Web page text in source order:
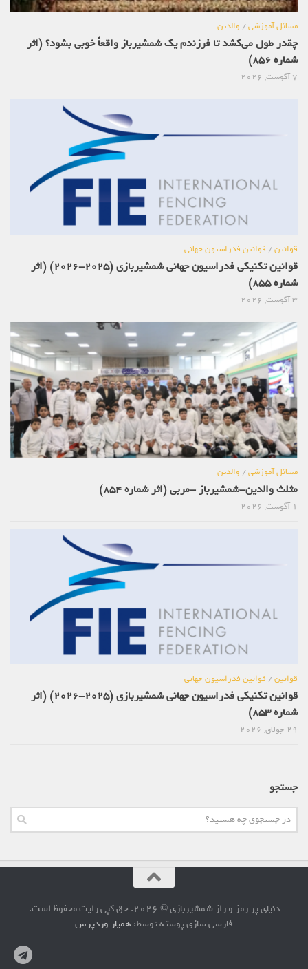
مسائل آموزشی/والدین
چقدر طول می‌کشد تا فرزندم یک شمشیرباز واقعاً خوبی بشود؟ (اثر
شماره 856)
قوانین/قوانین فدراسیون جهانی
قوانین تکنیکی فدراسیون جهانی شمشیربازی (2025-2026) (اثر
شماره 855)
مسائل آموزشی/والدین
مثلث والدین-شمشیرباز -مربی (اثر شماره 854)
قوانین/قوانین فدراسیون جهانی
قوانین تکنیکی فدراسیون جهانی شمشیربازی (2025-2026) (اثر
شماره 853)
جستجو
دنیای پر رمز و راز شمشیربازی © 2026. حق کپی رایت محفوظ است.
فارسی سازی پوسته توسط:همیار وردپرس